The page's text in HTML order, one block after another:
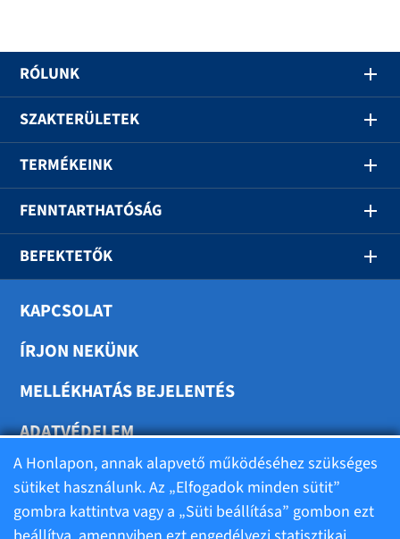
RÓLUNK
SZAKTERÜLETEK
TERMÉKEINK
FENNTARTHATÓSÁG
BEFEKTETŐK
KAPCSOLAT
ÍRJON NEKÜNK
MELLÉKHATÁS BEJELENTÉS
ADATVÉDELEM
SÜTIK BEÁLLÍTÁSA
A Honlapon, annak alapvető működéséhez szükséges
sütiket használunk. Az „Elfogadok minden sütit”
gombra kattintva vagy a „Süti beállítása” gombon ezt